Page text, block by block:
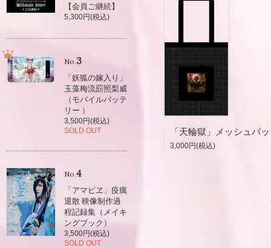
「天輪獄」メッシュバ
3,000円(税込)
【会員ご継続】
5,300円(税込)
No.3
「妖狐の嫁入り」
玉藻梅流罰照梨威
（モバイルバッテ
リー ）
3,500円(税込)
SOLD OUT
No.4
「アマビヱ」疫癘
退散 映像制作過
程記録集（メイキ
ングブック）
3,500円(税込)
SOLD OUT